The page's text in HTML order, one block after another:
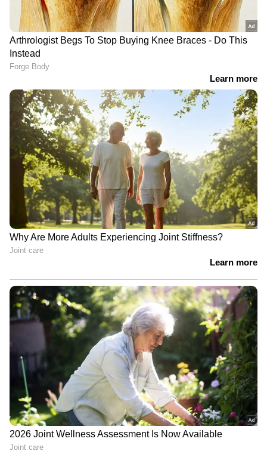
രജത ജൂബിലി സമ്മേളന ഉദ്ഘാടന
വേദിയിലാണ് മുഖ്യമന്ത്രി കേന്ദ്ര
വിദേശകാര്യമന്ത്രി എസ്. ജയശങ്കറെ
വിമർശിച്ചത്. കേന്ദ്ര വിദേശകാര്യമന്ത്രി
എസ്.ജയശങ്കറിന്‍റെ സന്ദർശനം ലോക്സഭാ
തെരഞ്ഞെടുപ്പ് മുന്നിൽ കണ്ടെന്ന പരോക്ഷ
വിമർശനവും മുഖ്യമന്ത്രി നടത്തി.
സന്ദര്‍ശനത്തിൽ ആരും
അരക്ഷിതരാകേണ്ട: മുഖ്യമന്ത്രിക്ക്
മറുപടിയുമായി വിദേശകാര്യമന്ത്രി
‘ഏയ് ഓട്ടോ’; ഔദ്യോഗിക വാഹനം
എത്തിയില്ല; സുരേഷ് ഗോപി വീണ്ടും
ഓട്ടോയിൽ
ചോദ്യപ്പേപ്പർ ചോർച്ചയ്‌ക്കെതിരെ
രാഹുൽ ഗാന്ധി; ഇന്ന് പ്രയാഗ്‌
രാജിൽ വിദ്യാർത്ഥികളുമായി
സംവാദം